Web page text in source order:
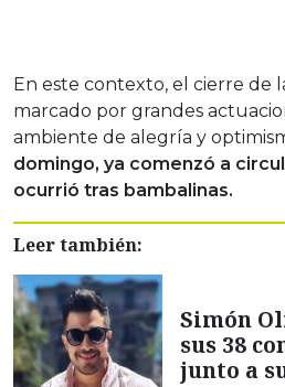
En este contexto, el cierre de
marcado por grandes
ambiente de alegría y
domingo, ya comenzó a
ocurrió tras bambalinas.
Leer también:
Simón
sus 38
junto a